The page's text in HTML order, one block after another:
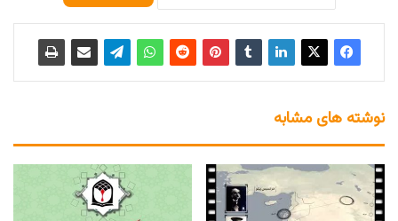
نوشته های مشابه